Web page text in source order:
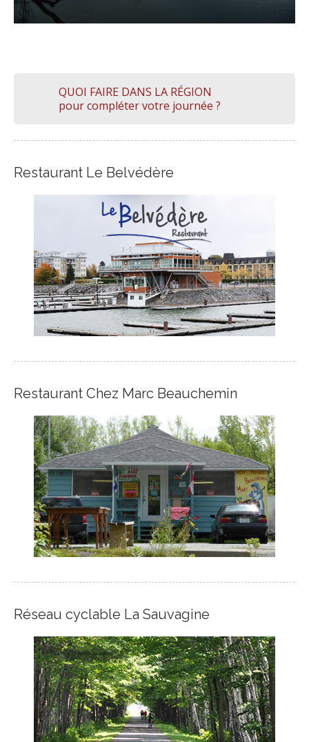
QUOI FAIRE DANS LA RÉGION
pour compléter votre journée ?
Restaurant Le Belvédère
Restaurant Chez Marc Beauchemin
Réseau cyclable La Sauvagine